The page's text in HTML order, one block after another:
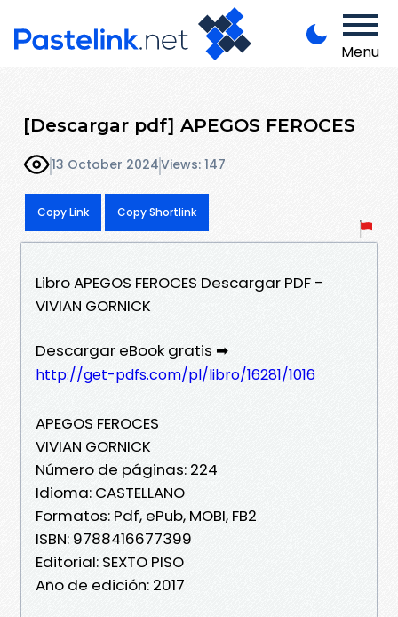
Menu
[Descargar pdf] APEGOS FEROCES
13 October 2024Views: 147
Copy Link Copy Shortlink
Libro APEGOS FEROCES Descargar PDF -
VIVIAN GORNICK
Descargar eBook gratis ➡
http://get-pdfs.com/pl/libro/16281/1016
APEGOS FEROCES
VIVIAN GORNICK
Número de páginas: 224
Idioma: CASTELLANO
Formatos: Pdf, ePub, MOBI, FB2
ISBN: 9788416677399
Editorial: SEXTO PISO
Año de edición: 2017